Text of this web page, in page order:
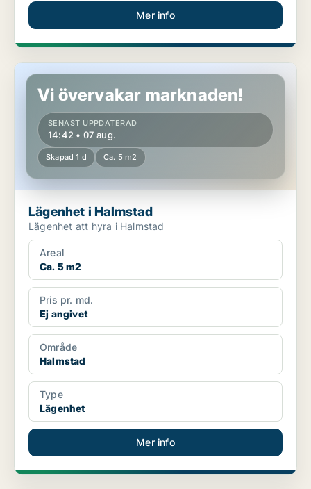
Mer info
Lägenhet i Halmstad
Vi övervakar marknaden!
SENAST UPPDATERAD
14:42 • 07 aug.
Skapad 1 d Ca. 5 m2
Lägenhet i Halmstad
Lägenhet att hyra i Halmstad
Areal
Ca. 5 m2
Pris pr. md.
Ej angivet
Område
Halmstad
Type
Lägenhet
Mer info